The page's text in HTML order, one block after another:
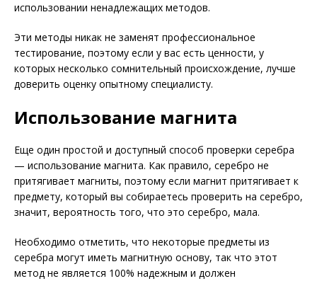
использовании ненадлежащих методов.
Эти методы никак не заменят профессиональное
тестирование, поэтому если у вас есть ценности, у
которых несколько сомнительный происхождение, лучше
доверить оценку опытному специалисту.
Использование магнита
Еще один простой и доступный способ проверки серебра
— использование магнита. Как правило, серебро не
притягивает магниты, поэтому если магнит притягивает к
предмету, который вы собираетесь проверить на серебро,
значит, вероятность того, что это серебро, мала.
Необходимо отметить, что некоторые предметы из
серебра могут иметь магнитную основу, так что этот
метод не является 100% надежным и должен